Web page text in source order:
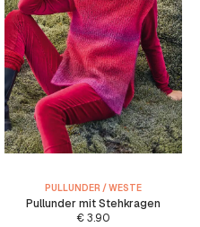
PULLUNDER / WESTE
Pullunder mit Stehkragen
€3.90